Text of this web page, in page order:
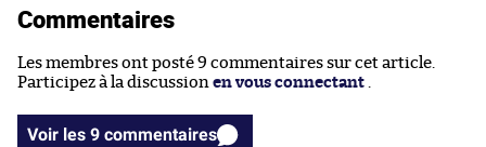
Commentaires
Les membres ont posté 9 commentaires sur cet article.
Participez à la discussion en vous connectant
Voir les 9 commentaires